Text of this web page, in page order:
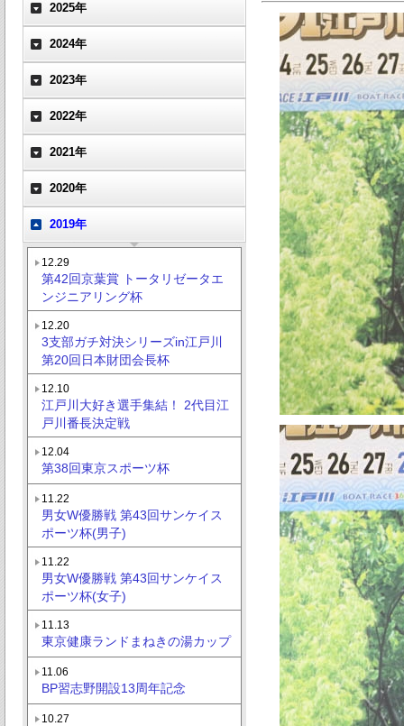
2025年
2024年
2023年
2022年
2021年
2020年
2019年
12.29
第42回京葉賞 トータリゼータエ
ンジニアリング杯
12.20
3支部ガチ対決シリーズin江戸川
第20回日本財団会長杯
12.10
江戸川大好き選手集結！ 2代目江
戸川番長決定戦
12.04
第38回東京スポーツ杯
11.22
男女W優勝戦 第43回サンケイス
ポーツ杯(男子)
11.22
男女W優勝戦 第43回サンケイス
ポーツ杯(女子)
11.13
東京健康ランドまねきの湯カップ
11.06
BP習志野開設13周年記念
10.27